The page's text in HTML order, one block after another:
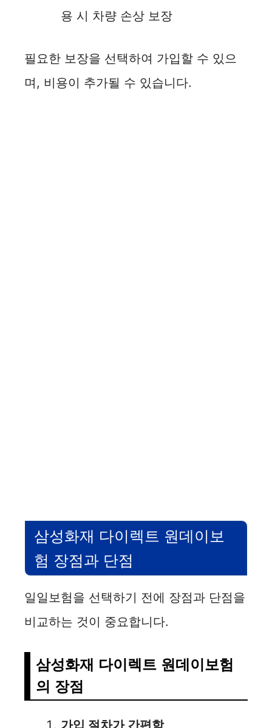
용 시 차량 손상 보장
필요한 보장을 선택하여 가입할 수 있으
며, 비용이 추가될 수 있습니다.
삼성화재 다이렉트 원데이보
험 장점과 단점
일일보험을 선택하기 전에 장점과 단점을
비교하는 것이 중요합니다.
삼성화재 다이렉트 원데이보험
의 장점